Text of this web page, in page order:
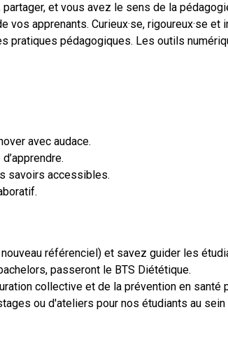
et vous avez le sens de la
vos apprenants. Curieux·se, rigoureux·se et
pratiques pédagogiques. Les outils
avec audace.
savoirs accessibles.
référenciel) et savez guider les
passeront le BTS Diététique.
collective et de la prévention en santé
ou d'ateliers pour nos étudiants au sein